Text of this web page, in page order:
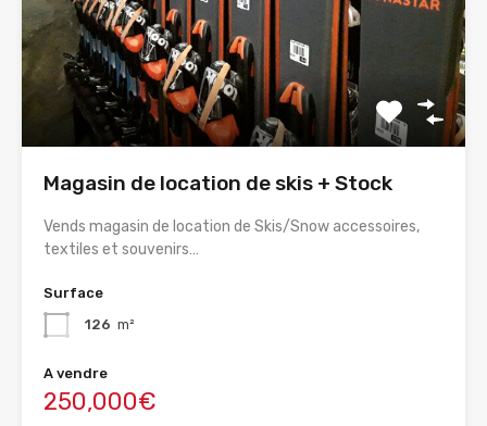
Magasin de location de skis + Stock
Vends magasin de location de Skis/Snow accessoires,
textiles et souvenirs…
Surface
126 m²
A vendre
250,000€